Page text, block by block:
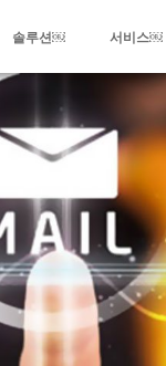
템
솔루션￼ 서비스￼